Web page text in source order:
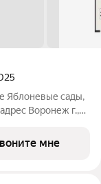
Яблоневые сады,
Воронеж г.,
мне